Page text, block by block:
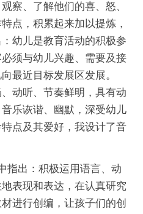
察、了解他们的喜、怒、
点，积累起来加以提炼，
幼儿是教育活动的积极参
须与幼儿兴趣、需要及接
最近目标发展区发展。
动听、节奏鲜明，具有动
乐诙谐、幽默，深受幼儿
点及其爱好，我设计了音
指出：积极运用语言、动
表现和表达，在认真研究
进行创编，让孩子们的创